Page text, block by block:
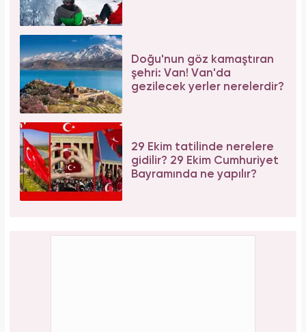
Doğu'nun göz kamaştıran
şehri: Van! Van'da
gezilecek yerler nerelerdir?
29 Ekim tatilinde nerelere
gidilir? 29 Ekim Cumhuriyet
Bayramında ne yapılır?